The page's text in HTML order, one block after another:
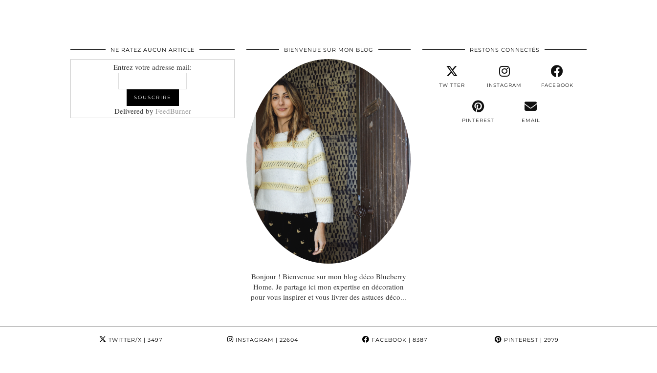
NE RATEZ AUCUN ARTICLE
Entrez votre adresse mail:
Delivered by FeedBurner
BIENVENUE SUR MON BLOG
Bonjour ! Bienvenue sur mon blog déco Blueberry
Home. Je partage ici mon expertise en décoration
pour vous inspirer et vous livrer des astuces déco...
RESTONS CONNECTÉS
TWITTER INSTAGRAM FACEBOOK
PINTEREST EMAIL
TWITTER/X | 3497 INSTAGRAM | 22604 FACEBOOK | 8387 PINTEREST| 2979